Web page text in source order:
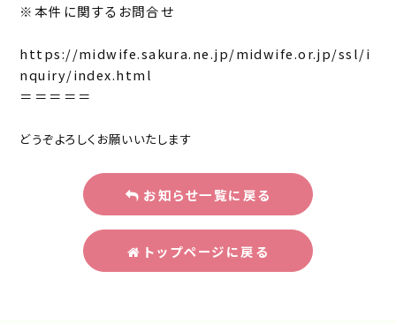
※本件に関するお問合せ
https://midwife.sakura.ne.jp/midwife.or.jp/ssl/i
nquiry/index.html
＝＝＝＝＝
どうぞよろしくお願いいたします
お知らせ一覧に戻る
トップページに戻る